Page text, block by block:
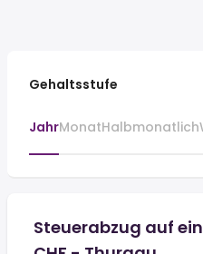
Gehaltsstufe
JahrMonatHalbmonatlich
Steuerabzug auf